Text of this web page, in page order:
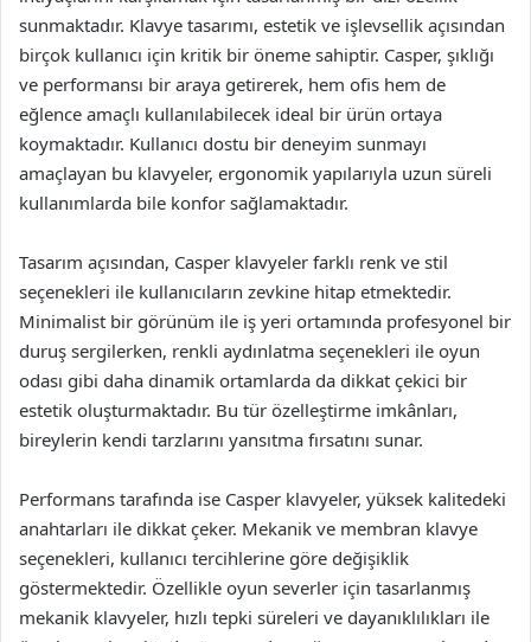
sunmaktadır. Klavye tasarımı, estetik ve işlevsellik açısından
birçok kullanıcı için kritik bir öneme sahiptir. Casper, şıklığı
ve performansı bir araya getirerek, hem ofis hem de
eğlence amaçlı kullanılabilecek ideal bir ürün ortaya
koymaktadır. Kullanıcı dostu bir deneyim sunmayı
amaçlayan bu klavyeler, ergonomik yapılarıyla uzun süreli
kullanımlarda bile konfor sağlamaktadır.
Tasarım açısından, Casper klavyeler farklı renk ve stil
seçenekleri ile kullanıcıların zevkine hitap etmektedir.
Minimalist bir görünüm ile iş yeri ortamında profesyonel bir
duruş sergilerken, renkli aydınlatma seçenekleri ile oyun
odası gibi daha dinamik ortamlarda da dikkat çekici bir
estetik oluşturmaktadır. Bu tür özelleştirme imkânları,
bireylerin kendi tarzlarını yansıtma fırsatını sunar.
Performans tarafında ise Casper klavyeler, yüksek kalitedeki
anahtarları ile dikkat çeker. Mekanik ve membran klavye
seçenekleri, kullanıcı tercihlerine göre değişiklik
göstermektedir. Özellikle oyun severler için tasarlanmış
mekanik klavyeler, hızlı tepki süreleri ve dayanıklılıkları ile